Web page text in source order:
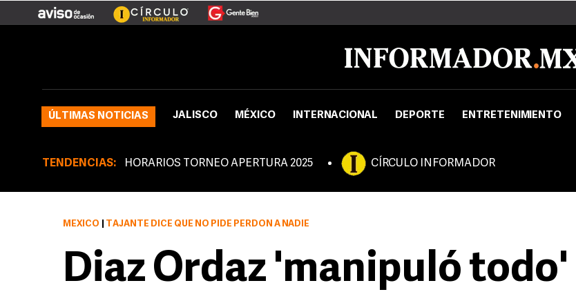
ÚLTIMAS NOTICIAS JALISCO MÉXICO INTERNACIONAL DEPORTE ENTRETENIMIENTO
TENDENCIAS: HORARIOS TORNEO APERTURA 2025 CÍRCULO INFORMADOR
MÉXICO TAJANTE DICE QUE NO PIDE PERDÓN A NADIE
Diaz Ordaz 'manipuló todo'